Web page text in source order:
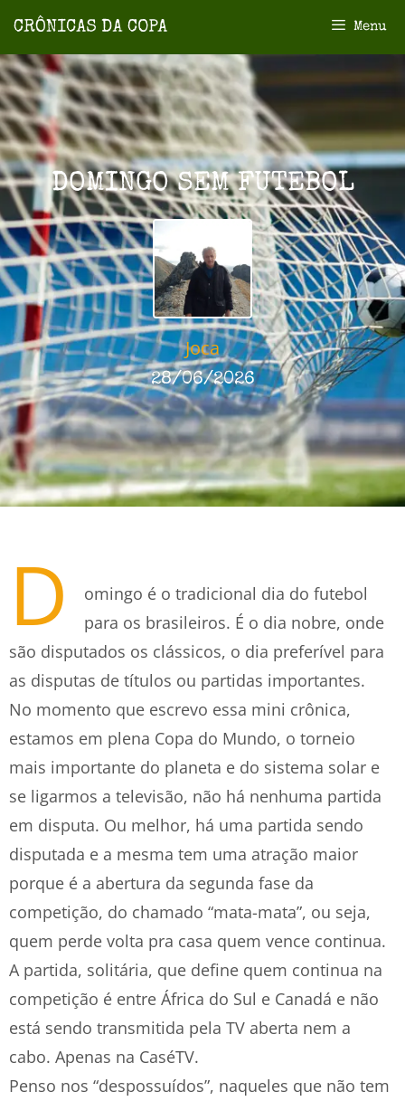
Menu
DOMINGO SEM FUTEBOL
Joca
28/06/2026
D
omingo é o tradicional dia do futebol
para os brasileiros. É o dia nobre, onde
são disputados os clássicos, o dia preferível para
as disputas de títulos ou partidas importantes.
No momento que escrevo essa mini crônica,
estamos em plena Copa do Mundo, o torneio
mais importante do planeta e do sistema solar e
se ligarmos a televisão, não há nenhuma partida
em disputa. Ou melhor, há uma partida sendo
disputada e a mesma tem uma atração maior
porque é a abertura da segunda fase da
competição, do chamado “mata-mata”, ou seja,
quem perde volta pra casa quem vence continua.
A partida, solitária, que define quem continua na
competição é entre África do Sul e Canadá e não
está sendo transmitida pela TV aberta nem a
cabo. Apenas na CaséTV.
Penso nos “despossuídos”, naqueles que não tem